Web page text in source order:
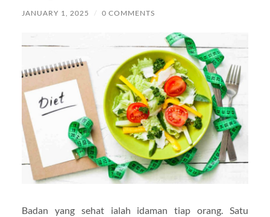
JANUARY 1, 2025 / 0 COMMENTS
Badan yang sehat ialah idaman tiap orang. Satu